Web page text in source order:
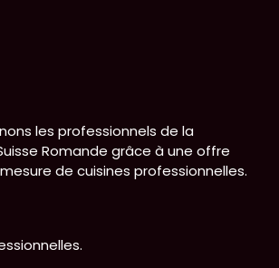
les professionnels de la
Romande grâce à une offre
de cuisines professionnelles.